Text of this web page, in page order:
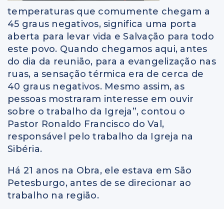
temperaturas que comumente chegam a
45 graus negativos, significa uma porta
aberta para levar vida e Salvação para todo
este povo. Quando chegamos aqui, antes
do dia da reunião, para a evangelização nas
ruas, a sensação térmica era de cerca de
40 graus negativos. Mesmo assim, as
pessoas mostraram interesse em ouvir
sobre o trabalho da Igreja”, contou o
Pastor Ronaldo Francisco do Val,
responsável pelo trabalho da Igreja na
Sibéria.
Há 21 anos na Obra, ele estava em São
Petesburgo, antes de se direcionar ao
trabalho na região.